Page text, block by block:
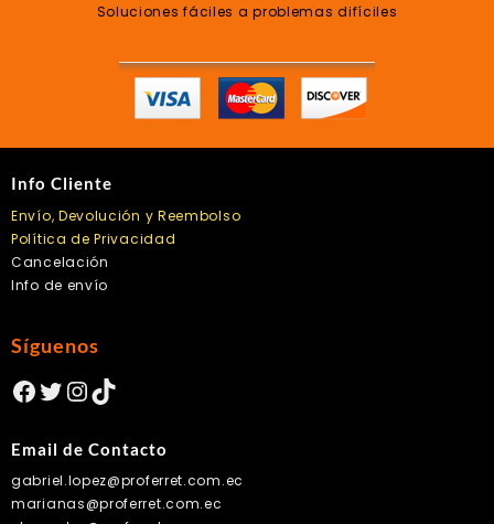
Soluciones fáciles a problemas difíciles
Info Cliente
Envío, Devolución y Reembolso
Política de Privacidad
Cancelación
Info de envío
Síguenos
Facebook
Twitter
Instagram
TikTok
Email de Contacto
gabriel.lopez@proferret.com.ec
marianas@proferret.com.ec